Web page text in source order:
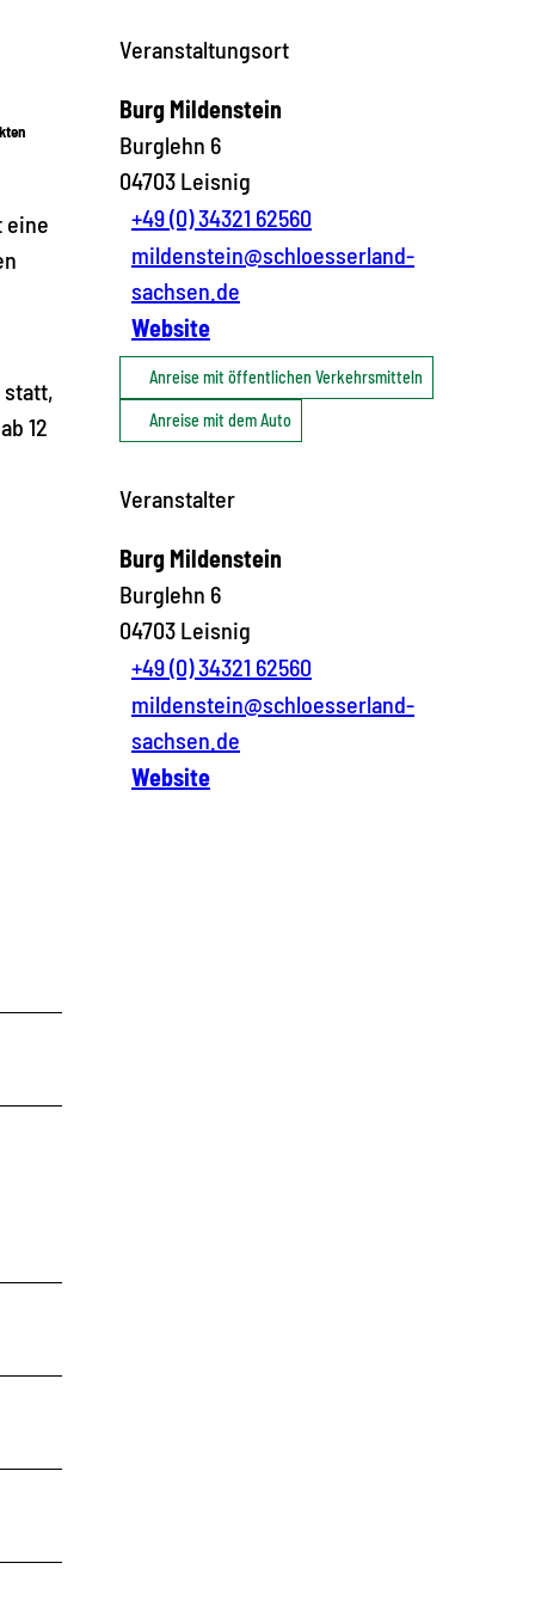
eine
12
Veranstaltungsort
Burg Mildenstein
Burglehn 6
04703 Leisnig
+49 (0) 34321 62560
mildenstein@schloesserland-
sachsen.de
Website
Anreise mit öffentlichen Verkehrsmitteln
Anreise mit dem Auto
Veranstalter
Burg Mildenstein
Burglehn 6
04703 Leisnig
+49 (0) 34321 62560
mildenstein@schloesserland-
sachsen.de
Website